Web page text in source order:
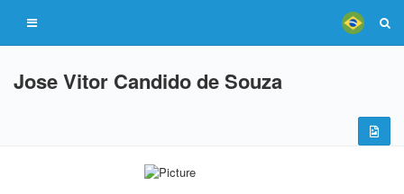
Jose Vitor Candido de Souza